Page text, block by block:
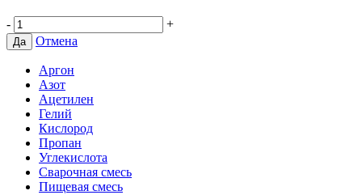
- +
Да Отмена
Аргон
Азот
Ацетилен
Гелий
Кислород
Пропан
Углекислота
Сварочная смесь
Пищевая смесь